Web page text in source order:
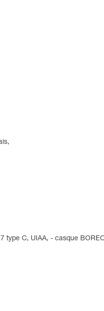
type C, UIAA, - casque